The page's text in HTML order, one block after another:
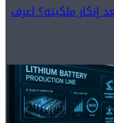
إنكار ملكيته؟ اعرف